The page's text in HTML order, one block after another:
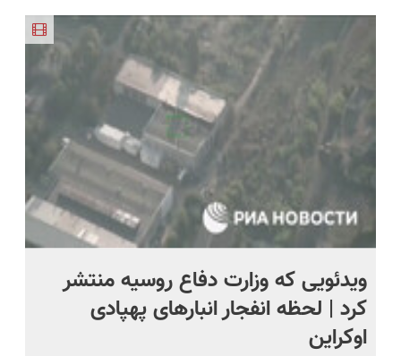
حشرات
خانگی و
خوبه۴۵٪تخفیف
پرسشنامه و
دریافت راه
ویدئویی که وزارت دفاع روسیه منتشر
کرد | لحظه انفجار انبارهای پهپادی
اوکراین